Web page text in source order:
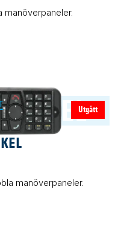
Utgått
manöverpaneler.